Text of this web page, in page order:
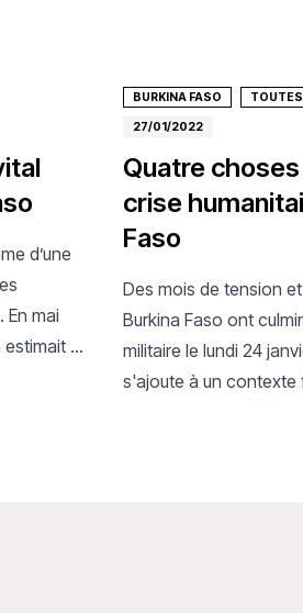
d’une
mai
à
BURKINA FASO
27/01/2022
Quatre
crise
Faso
Des mois de tension
Burkina Faso ont
militaire le lundi 24
s'ajoute à un contexte
médicaux. Les
également touchées